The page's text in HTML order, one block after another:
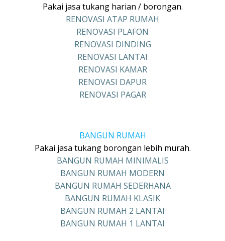
Pakai jasa tukang harian / borongan.
RENOVASI ATAP RUMAH
RENOVASI PLAFON
RENOVASI DINDING
RENOVASI LANTAI
RENOVASI KAMAR
RENOVASI DAPUR
RENOVASI PAGAR
BANGUN RUMAH
Pakai jasa tukang borongan lebih murah.
BANGUN RUMAH MINIMALIS
BANGUN RUMAH MODERN
BANGUN RUMAH SEDERHANA
BANGUN RUMAH KLASIK
BANGUN RUMAH 2 LANTAI
BANGUN RUMAH 1 LANTAI